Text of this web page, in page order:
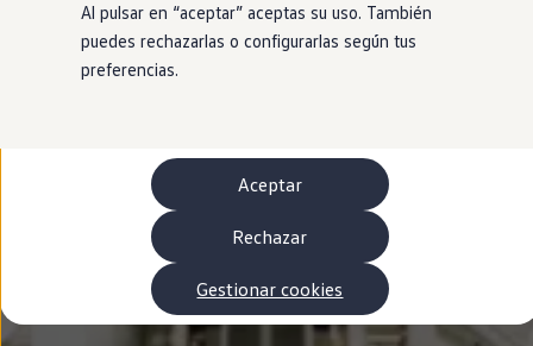
Beneficios Volkswagen
Asistencia en carretera
Servicios de movilidad
Garantía del fabricante
Buscar servicios para tu modelo
Volkswagen Apps, inicio de sesión y tienda
Conectar el móvil con el vehículo
Actualizaciones del software, los mapas y las
Mantenimiento y reparaciones
Revisiones e ITV
Aceite y líquidos del motor
Baterías
Frenos
Al pulsar en “aceptar” aceptas su uso. También
puedes rechazarlas o configurarlas según tus
preferencias.
Aceptar
Rechazar
Gestionar cookies